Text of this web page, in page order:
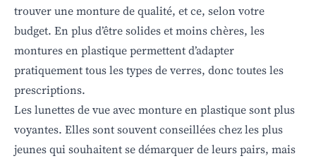
trouver une monture de qualité, et ce, selon votre
budget. En plus d’être solides et moins chères, les
montures en plastique permettent d’adapter
pratiquement tous les types de verres, donc toutes les
prescriptions.
Les lunettes de vueavec monture en plastique sont plus
voyantes. Elles sont souvent conseillées chez les plus
jeunes qui souhaitent se démarquer de leurs pairs, mais